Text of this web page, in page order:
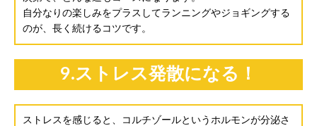
自分なりの楽しみをプラスしてランニングやジョギングする
のが、長く続けるコツです。
9.ストレス発散になる！
ストレスを感じると、コルチゾールというホルモンが分泌さ